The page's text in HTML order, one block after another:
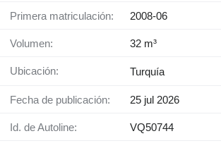
Primera matriculación: 2008-06
Volumen: 32 m³
Ubicación: Turquía
Fecha de publicación: 25 jul 2026
Id. de Autoline: VQ50744